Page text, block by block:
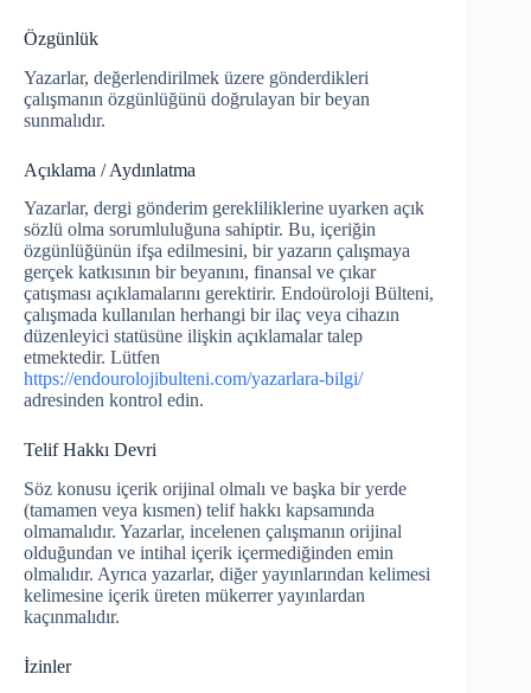
Özgünlük
Yazarlar, değerlendirilmek üzere gönderdikleri
çalışmanın özgünlüğünü doğrulayan bir beyan
sunmalıdır.
Açıklama / Aydınlatma
Yazarlar, dergi gönderim gerekliliklerine uyarken açık
sözlü olma sorumluluğuna sahiptir. Bu, içeriğin
özgünlüğünün ifşa edilmesini, bir yazarın çalışmaya
gerçek katkısının bir beyanını, finansal ve çıkar
çatışması açıklamalarını gerektirir. Endoüroloji Bülteni,
çalışmada kullanılan herhangi bir ilaç veya cihazın
düzenleyici statüsüne ilişkin açıklamalar talep
etmektedir. Lütfen
https://endourolojibulteni.com/yazarlara-bilgi/
adresinden kontrol edin.
Telif Hakkı Devri
Söz konusu içerik orijinal olmalı ve başka bir yerde
(tamamen veya kısmen) telif hakkı kapsamında
olmamalıdır. Yazarlar, incelenen çalışmanın orijinal
olduğundan ve intihal içerik içermediğinden emin
olmalıdır. Ayrıca yazarlar, diğer yayınlarından kelimesi
kelimesine içerik üreten mükerrer yayınlardan
kaçınmalıdır.
İzinler